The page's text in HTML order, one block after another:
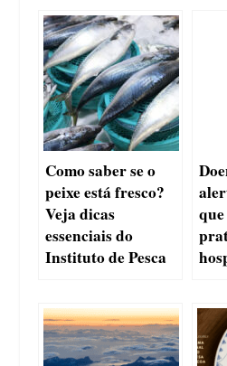
Como saber se o
peixe está fresco?
Veja dicas
essenciais do
Instituto de Pesca